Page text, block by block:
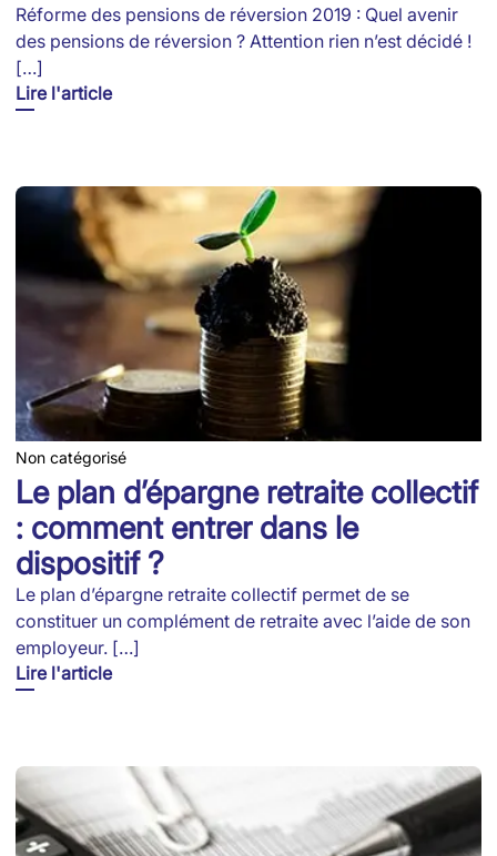
Réforme des pensions de réversion 2019 : Quel avenir
des pensions de réversion ? Attention rien n’est décidé !
[…]
Lire l'article
Non catégorisé
Le plan d’épargne retraite collectif
: comment entrer dans le
dispositif ?
Le plan d’épargne retraite collectif permet de se
constituer un complément de retraite avec l’aide de son
employeur. […]
Lire l'article